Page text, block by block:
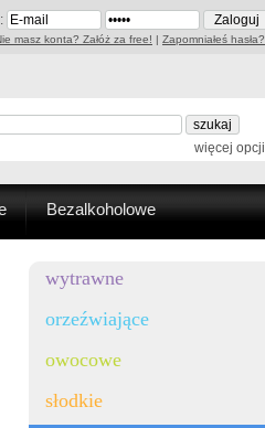
masz konta? Załóż za free! | Zapomniałeś hasła?
więcej opcji
Bezalkoholowe
wytrawne
orzeźwiające
owocowe
słodkie